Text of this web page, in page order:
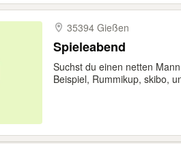
35394 Gießen
Spieleabend
Suchst du einen netten
Beispiel, Rummikup, skibo,